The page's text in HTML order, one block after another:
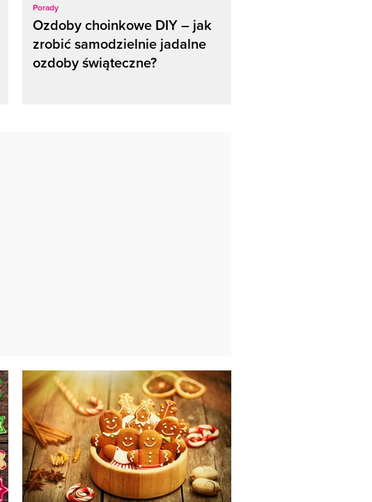
Porady
Ozdoby choinkowe DIY – jak
zrobić samodzielnie jadalne
ozdoby świąteczne?